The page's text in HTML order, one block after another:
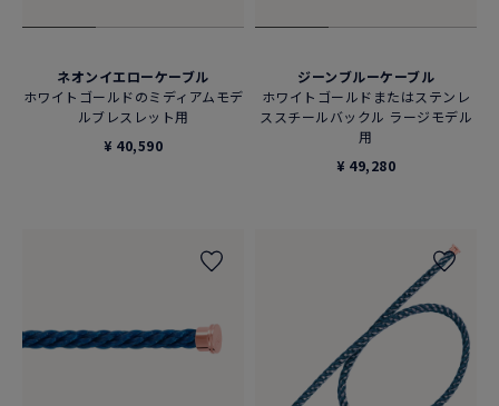
ネオンイエローケーブル
ホワイトゴールドのミディアムモデ
ルブレスレット用
¥ 40,590
ジーンブルーケーブル
ホワイトゴールドまたはステンレ
ススチールバックル ラージモデル
用
¥ 49,280